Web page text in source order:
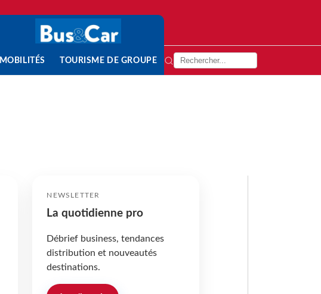
MOBILITÉS TOURISME DE GROUPE
NEWSLETTER
La quotidienne pro
Débrief business, tendances
distribution et nouveautés
destinations.